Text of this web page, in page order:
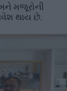
મજૂરોની
થાય છે.